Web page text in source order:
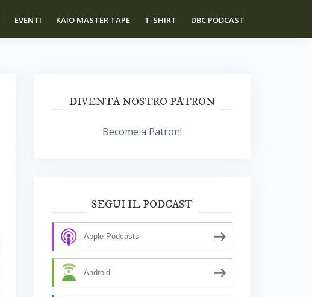
EVENTI KAIO MASTER TAPE T-SHIRT DBC PODCAST
DIVENTA NOSTRO PATRON
Become a Patron!
SEGUI IL PODCAST
Apple Podcasts
Android